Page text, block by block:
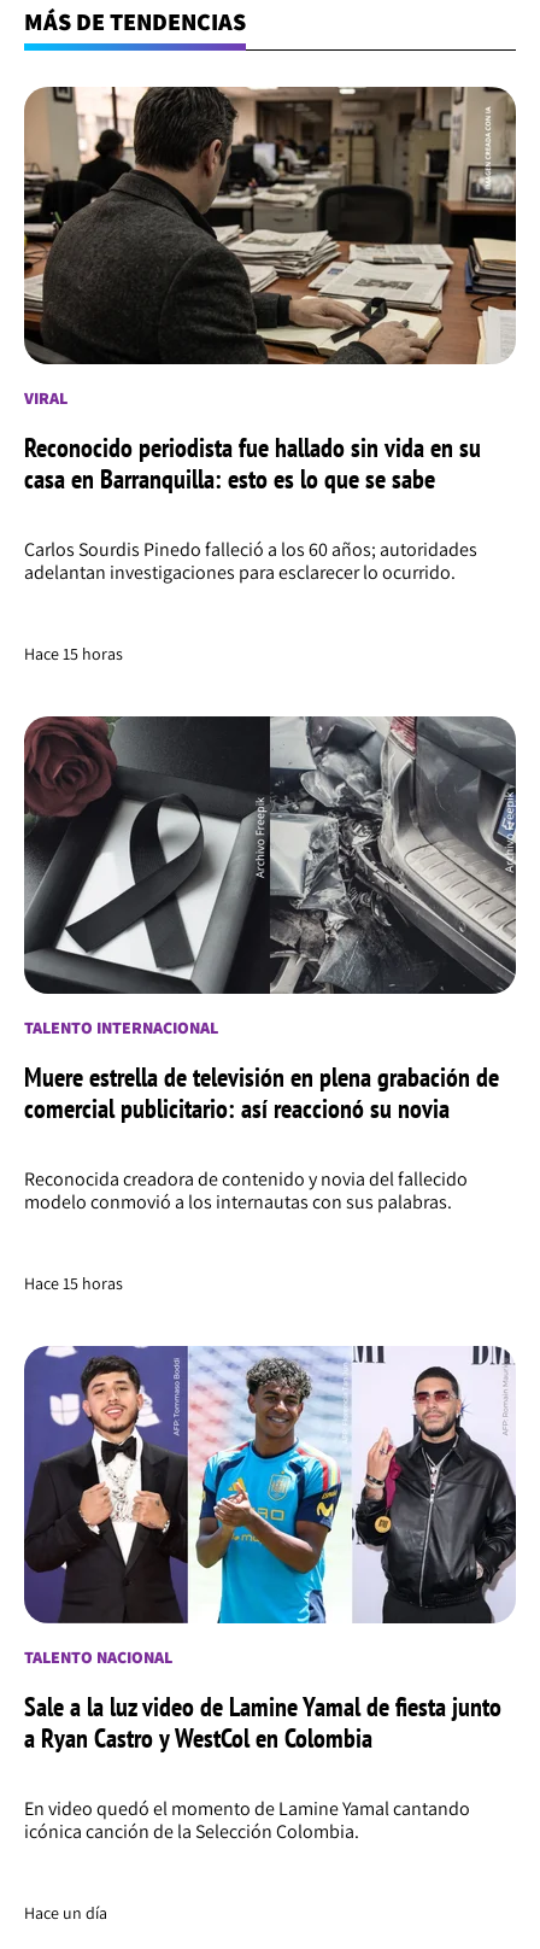
MÁS DE TENDENCIAS
VIRAL
Reconocido periodista fue hallado sin vida en su
casa en Barranquilla: esto es lo que se sabe
Carlos Sourdis Pinedo falleció a los 60 años; autoridades
adelantan investigaciones para esclarecer lo ocurrido.
Hace 15 horas
TALENTO INTERNACIONAL
Muere estrella de televisión en plena grabación de
comercial publicitario: así reaccionó su novia
Reconocida creadora de contenido y novia del fallecido
modelo conmovió a los internautas con sus palabras.
Hace 15 horas
TALENTO NACIONAL
Sale a la luz video de Lamine Yamal de fiesta junto
a Ryan Castro y WestCol en Colombia
En video quedó el momento de Lamine Yamal cantando
icónica canción de la Selección Colombia.
Hace un día